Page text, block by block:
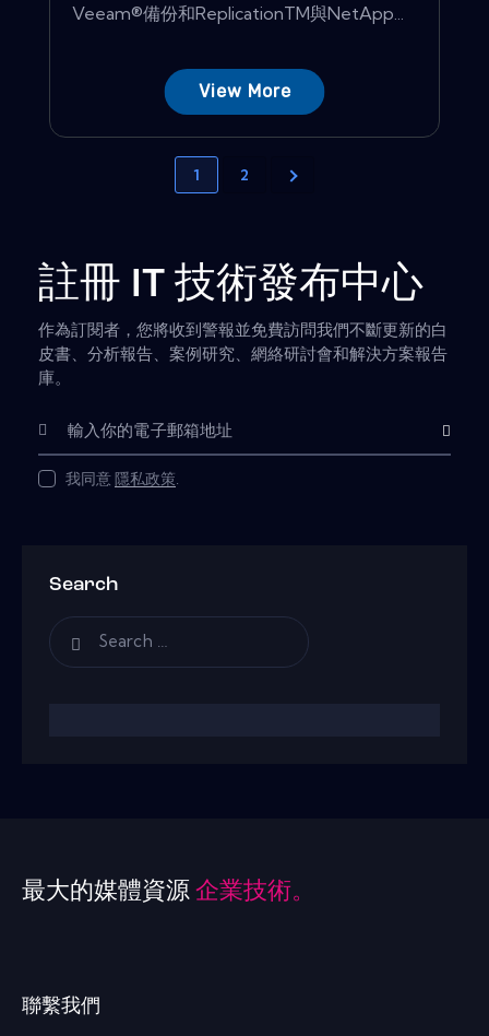
Veeam®備份和ReplicationTM與NetApp...
View More
1 2
註冊 IT 技術發布中心
作為訂閱者，您將收到警報並免費訪問我們不斷更新的白
皮書、分析報告、案例研究、網絡研討會和解決方案報告
庫。
Subscribe
我同意隱私政策.
Search
最大的媒體資源 企業技術。
聯繫我們